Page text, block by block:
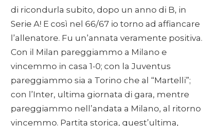
di ricondurla subito, dopo un anno di B, in
Serie A! E così nel 66/67 io torno ad affiancare
l’allenatore. Fu un’annata veramente positiva.
Con il Milan pareggiammo a Milano e
vincemmo in casa 1-0; con la Juventus
pareggiammo sia a Torino che al “Martelli”;
con l’Inter, ultima giornata di gara, mentre
pareggiammo nell’andata a Milano, al ritorno
vincemmo. Partita storica, quest’ultima,